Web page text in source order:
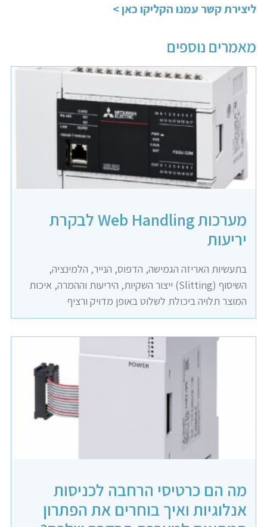
ליצירת קשר עמנו הקליקו כאן >
מאמרים נוספים
מערכות Web Handling לבקרת
יריעות
בתעשיות האריזה הגמישה, הדפוס, הנייר, הלמינציה,
השיסוף (Slitting) ייצור השקיות, היריעות וההמרה, איכות
המוצר תלויה ביכולת לשלוט באופן מדויק ורציף
מה הם כרטיסי הרחבה לכניסות
אנלוגיות ואיך בוחרים את הפתרון